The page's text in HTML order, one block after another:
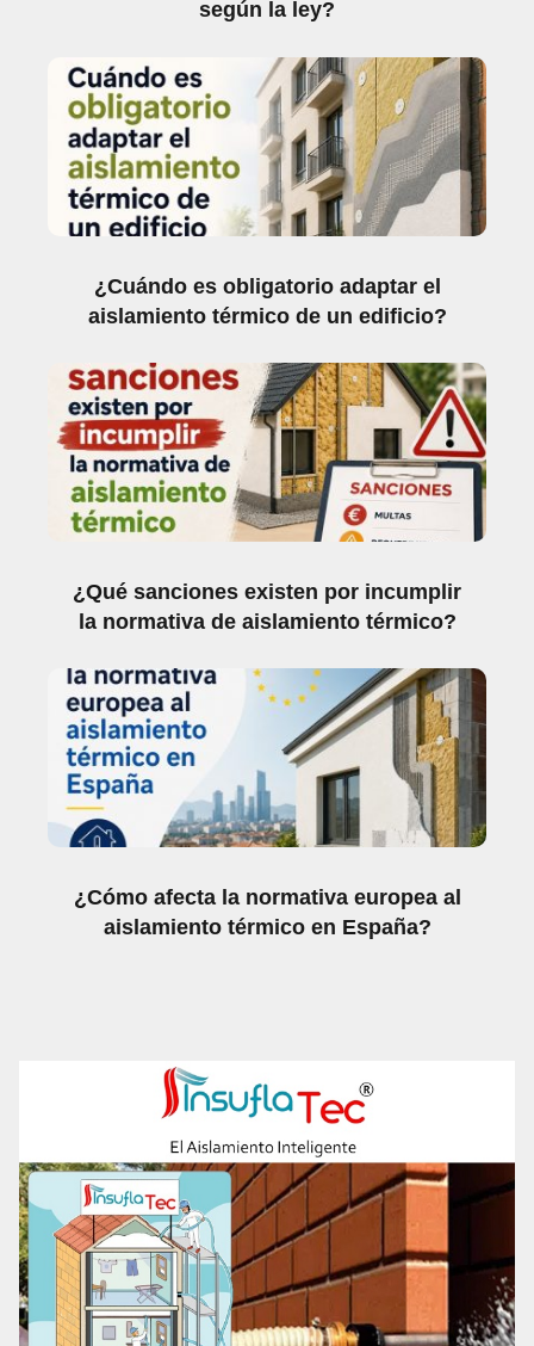
según la ley?
¿Cuándo es obligatorio adaptar el
aislamiento térmico de un edificio?
¿Qué sanciones existen por incumplir
la normativa de aislamiento térmico?
¿Cómo afecta la normativa europea al
aislamiento térmico en España?